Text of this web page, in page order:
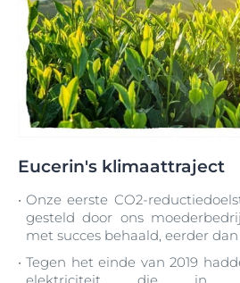
Eucerin's klimaattraject
Onze eerste CO2-
gesteld door ons
met succes behaald, eerder
Tegen het einde van 2019